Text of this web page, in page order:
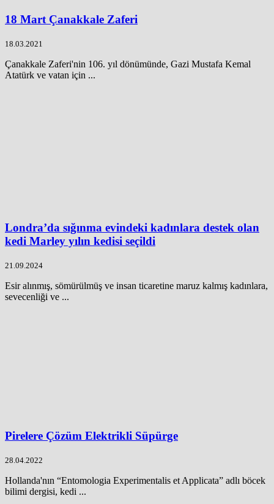
18 Mart Çanakkale Zaferi
18.03.2021
Çanakkale Zaferi'nin 106. yıl dönümünde, Gazi Mustafa Kemal
Atatürk ve vatan için ...
Londra’da sığınma evindeki kadınlara destek olan
kedi Marley yılın kedisi seçildi
21.09.2024
Esir alınmış, sömürülmüş ve insan ticaretine maruz kalmış kadınlara,
sevecenliği ve ...
Pirelere Çözüm Elektrikli Süpürge
28.04.2022
Hollanda'nın “Entomologia Experimentalis et Applicata” adlı böcek
bilimi dergisi, kedi ...